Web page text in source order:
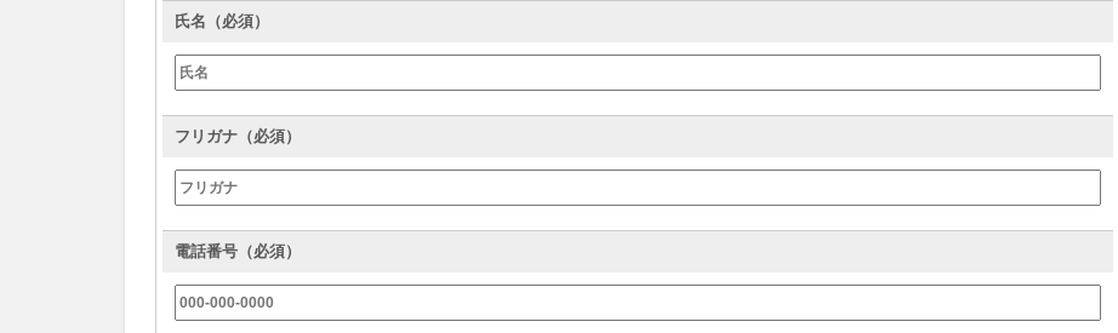
氏名（必須）
フリガナ（必須）
電話番号（必須）